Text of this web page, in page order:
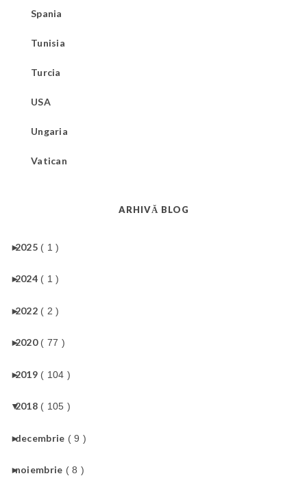
Spania
Tunisia
Turcia
USA
Ungaria
Vatican
ARHIVĂ BLOG
►
2025 ( 1 )
►
2024 ( 1 )
►
2022 ( 2 )
►
2020 ( 77 )
►
2019 ( 104 )
▼
2018 ( 105 )
►
decembrie ( 9 )
►
noiembrie ( 8 )